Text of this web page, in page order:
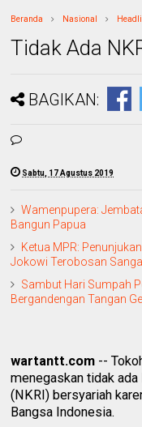
Beranda Nasional
Tidak Ada
BAGIKAN:
Sabtu, 17 Agustus 2019
Wamenpupera:
Bangun Papua
Ketua MPR:
Jokowi Terobosan
Sambut Hari Sumpah
Bergandengan Tangan
wartantt.com --
menegaskan tidak
(NKRI) bersyariah
Bangsa Indonesia.